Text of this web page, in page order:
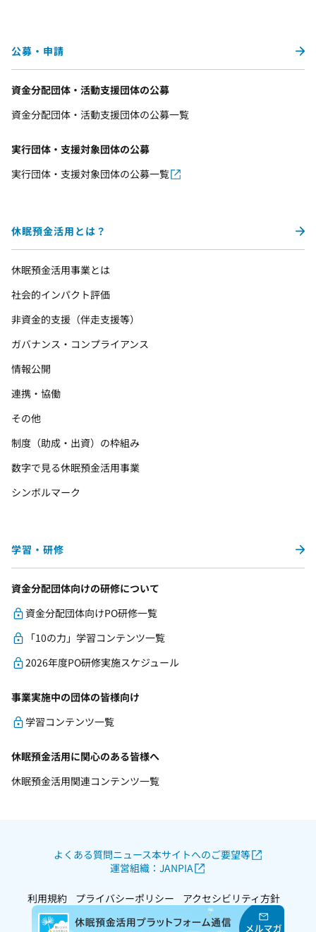
公募・申請
資金分配団体・活動支援団体の公募
資金分配団体・活動支援団体の公募一覧
実行団体・支援対象団体の公募
実行団体・支援対象団体の公募一覧
休眠預金活用とは？
休眠預金活用事業とは
社会的インパクト評価
非資金的支援（伴走支援等）
ガバナンス・コンプライアンス
情報公開
連携・協働
その他
制度（助成・出資）の枠組み
数字で見る休眠預金活用事業
シンボルマーク
学習・研修
資金分配団体向けの研修について
資金分配団体向けPO研修一覧
「10の力」学習コンテンツ一覧
2026年度PO研修実施スケジュール
事業実施中の団体の皆様向け
学習コンテンツ一覧
休眠預金活用に関心のある皆様へ
休眠預金活用関連コンテンツ一覧
よくある質問ニュース本サイトへのご要望等
運営組織：JANPIA
利用規約 プライバシーポリシー アクセシビリティ方針